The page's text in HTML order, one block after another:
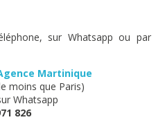
sur Whatsapp ou par
Martinique
moins que Paris)
Whatsapp
826